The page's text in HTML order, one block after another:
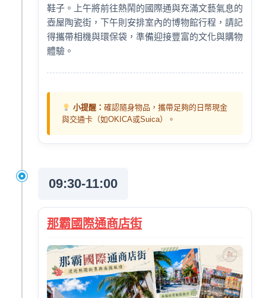
鞋子。上午將前往熱鬧的國際通與充滿文藝氣息的
壺屋陶瓷街，下午則安排室內的博物館行程，請記
得攜帶相機與環保袋，準備迎接豐富的文化與購物
體驗。
小提醒： 確認隨身物品，攜帶足夠的日幣現金
與交通卡（如OKICA或Suica）。
09:30-11:00
那霸國際通商店街